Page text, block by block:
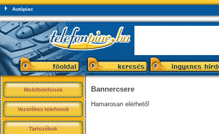
Autópiac
Mobiltelefonok
Vezetékes telefonok
Tartozékok
Bannercsere
Hamarosan elérhető!